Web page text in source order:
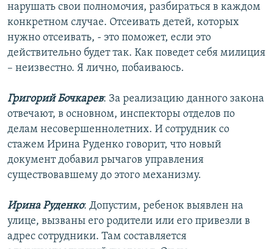
нарушать свои полномочия, разбираться в каждом
конкретном случае. Отсеивать детей, которых
нужно отсеивать, - это поможет, если это
действительно будет так. Как поведет себя милиция
– неизвестно. Я лично, побаиваюсь.
Григорий Бочкарев: За реализацию данного закона
отвечают, в основном, инспекторы отделов по
делам несовершеннолетних. И сотрудник со
стажем Ирина Руденко говорит, что новый
документ добавил рычагов управления
существовавшему до этого механизму.
Ирина Руденко: Допустим, ребенок выявлен на
улице, вызваны его родители или его привезли в
адрес сотрудники. Там составляется